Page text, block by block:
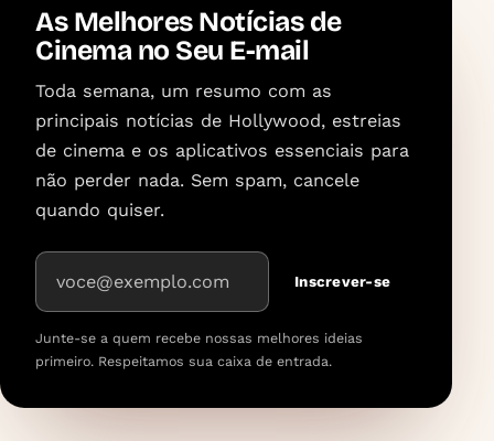
As Melhores Notícias de
Cinema no Seu E-mail
Toda semana, um resumo com as
principais notícias de Hollywood, estreias
de cinema e os aplicativos essenciais para
não perder nada. Sem spam, cancele
quando quiser.
Endereço de e-mail
Inscrever-se
Junte-se a quem recebe nossas melhores ideias
primeiro. Respeitamos sua caixa de entrada.